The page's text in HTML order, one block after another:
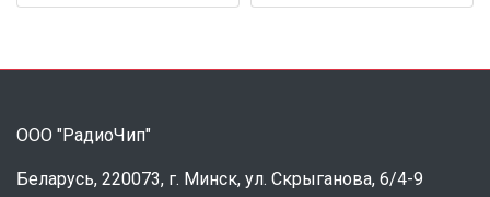
ООО "РадиоЧип"
Беларусь, 220073, г. Минск, ул. Скрыганова, 6/4-9